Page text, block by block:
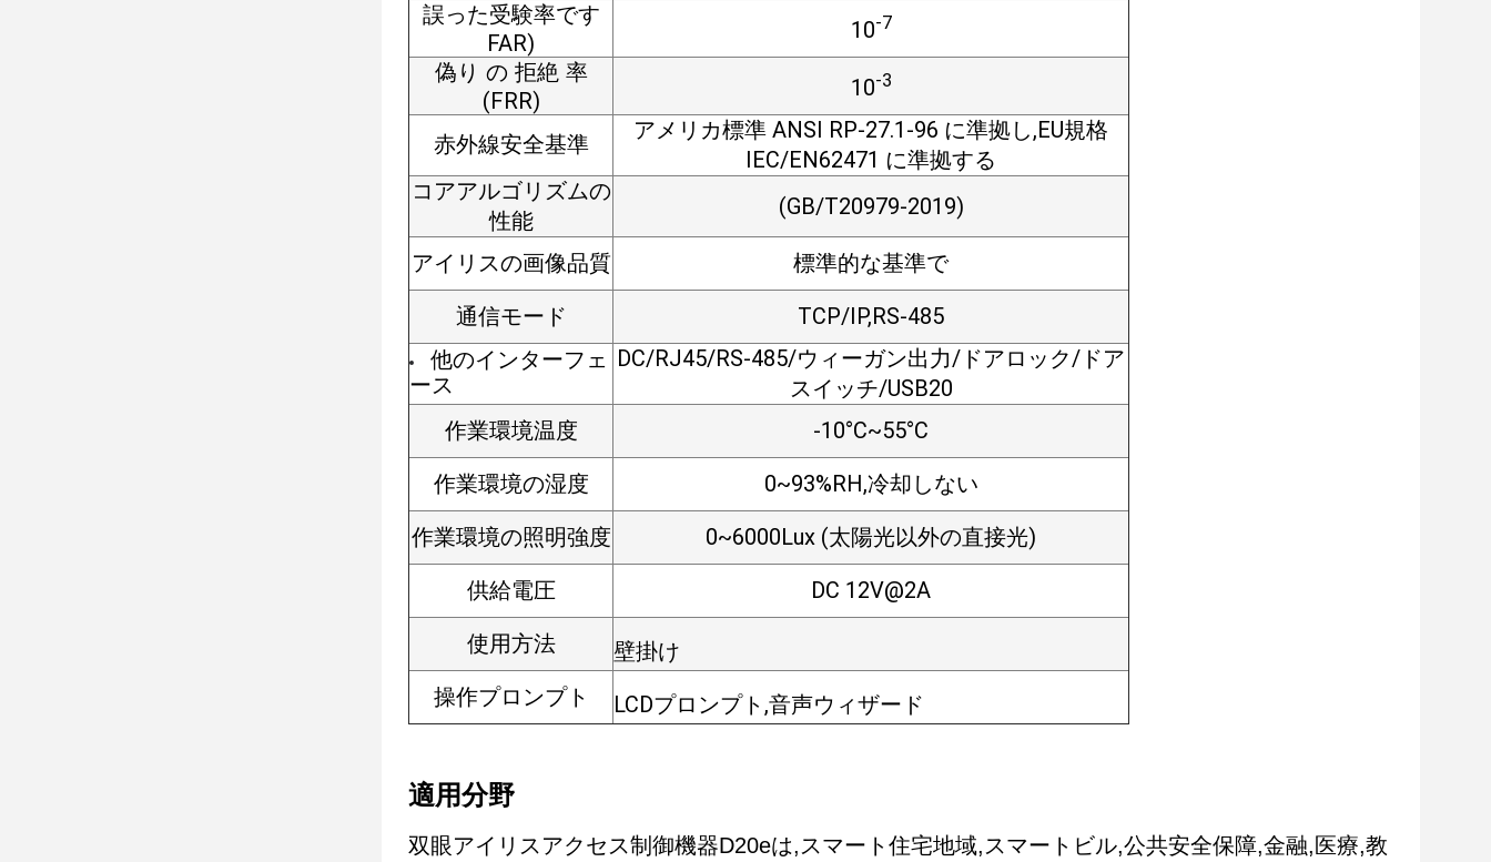
誤った受験率です
FAR)
10-7
偽り の 拒絶 率
(FRR)
10-3
赤外線安全基準
アメリカ標準 ANSI RP-27.1-96 に準拠し,EU規格
IEC/EN62471 に準拠する
コアアルゴリズムの
性能
(GB/T20979-2019)
アイリスの画像品質
標準的な基準で
通信モード
TCP/IP,RS-485
他のインターフェ
ース
DC/RJ45/RS-485/ウィーガン出力/ドアロック/ドア
スイッチ/USB20
作業環境温度
-10°C~55°C
作業環境の湿度
0~93%RH,冷却しない
作業環境の照明強度
0~6000Lux (太陽光以外の直接光)
供給電圧
DC 12V@2A
使用方法
壁掛け
操作プロンプト
LCDプロンプト,音声ウィザード
適用分野
双眼アイリスアクセス制御機器D20eは,スマート住宅地域,スマートビル,公共安全保障,金融,医療,教